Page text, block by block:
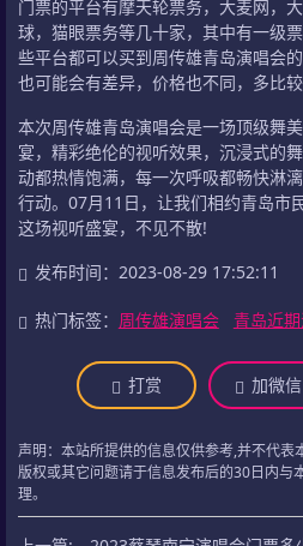
门票的平台有摩天轮票务，大麦网，
球，猫眼票务等几十家，其中有一级
些平台都可以买到周传雄青岛演唱会
也可能会有差异，价格也不同，多比较
本次周传雄青岛演唱会是一场顶级舞
宴，精彩绝伦的视听效果，沉浸式的
动都热情饱满，每一次呼吸都畅快淋
行动。07月11日，让我们相约青岛市
这场视听盛宴，不见不散!
发布时间：2023-08-29 17:52:11
热门标签： 周传雄演唱会 青岛近
打赏 加微信
声明：本站所提供的信息仅供参考,并不代表
版权或其它问题请于信息发布后的30日内与
理。